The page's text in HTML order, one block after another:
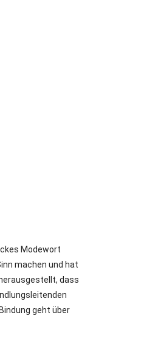
Modewort
machen und hat
dass
geht über